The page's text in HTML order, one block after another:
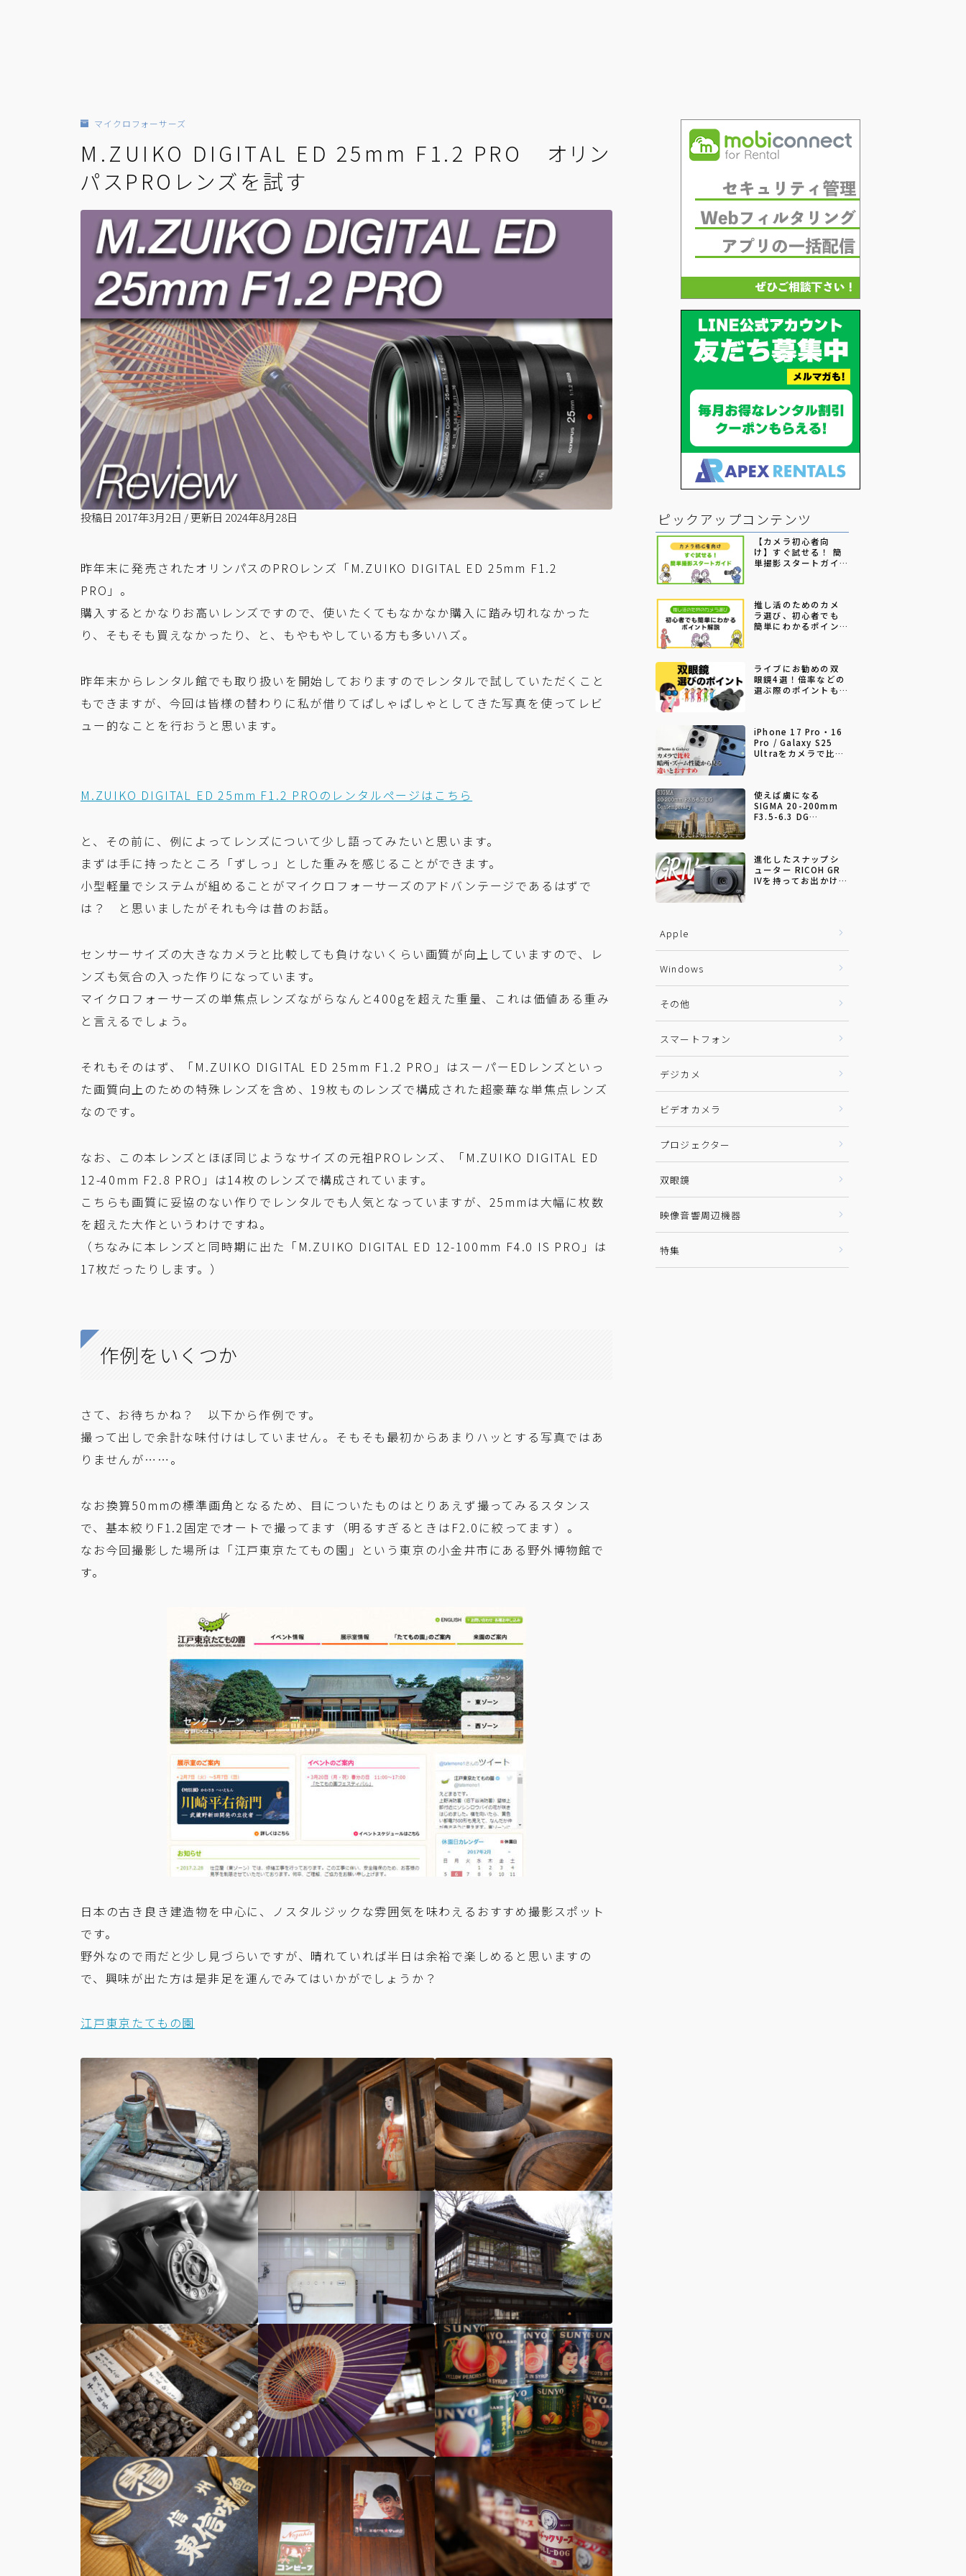
マイクロフォーサーズ
M.ZUIKO DIGITAL ED 25mm F1.2 PRO オリン
パスPROレンズを試す
投稿日 2017年3月2日 /更新日 2024年8月28日
昨年末に発売されたオリンパスのPROレンズ「M.ZUIKO DIGITAL ED 25mm F1.2
PRO」。
購入するとかなりお高いレンズですので、使いたくてもなかなか購入に踏み切れなかった
り、そもそも買えなかったり、と、もやもやしている方も多いハズ。
昨年末からレンタル館でも取り扱いを開始しておりますのでレンタルで試していただくこと
もできますが、今回は皆様の替わりに私が借りてぱしゃぱしゃとしてきた写真を使ってレビ
ュー的なことを行おうと思います。
M.ZUIKO DIGITAL ED 25mm F1.2 PROのレンタルページはこちら
と、その前に、例によってレンズについて少し語ってみたいと思います。
まずは手に持ったところ「ずしっ」とした重みを感じることができます。
小型軽量でシステムが組めることがマイクロフォーサーズのアドバンテージであるはずで
は？ と思いましたがそれも今は昔のお話。
センサーサイズの大きなカメラと比較しても負けないくらい画質が向上していますので、レ
ンズも気合の入った作りになっています。
マイクロフォーサーズの単焦点レンズながらなんと400gを超えた重量、これは価値ある重み
と言えるでしょう。
それもそのはず、「M.ZUIKO DIGITAL ED 25mm F1.2 PRO」はスーパーEDレンズといっ
た画質向上のための特殊レンズを含め、19枚ものレンズで構成された超豪華な単焦点レンズ
なのです。
なお、この本レンズとほぼ同じようなサイズの元祖PROレンズ、「M.ZUIKO DIGITAL ED
12-40mm F2.8 PRO」は14枚のレンズで構成されています。
こちらも画質に妥協のない作りでレンタルでも人気となっていますが、25mmは大幅に枚数
を超えた大作というわけですね。
（ちなみに本レンズと同時期に出た「M.ZUIKO DIGITAL ED 12-100mm F4.0 IS PRO」は
17枚だったりします。）
作例をいくつか
さて、お待ちかね？ 以下から作例です。
撮って出しで余計な味付けはしていません。そもそも最初からあまりハッとする写真ではあ
りませんが……。
なお換算50mmの標準画角となるため、目についたものはとりあえず撮ってみるスタンス
で、基本絞りF1.2固定でオートで撮ってます（明るすぎるときはF2.0に絞ってます）。
なお今回撮影した場所は「江戸東京たてもの園」という東京の小金井市にある野外博物館で
す。
日本の古き良き建造物を中心に、ノスタルジックな雰囲気を味わえるおすすめ撮影スポット
です。
野外なので雨だと少し見づらいですが、晴れていれば半日は余裕で楽しめると思いますの
で、興味が出た方は是非足を運んでみてはいかがでしょうか？
江戸東京たてもの園
ピックアップコンテンツ
【カメラ初心者向
け】すぐ試せる！ 簡
単撮影スタートガイ
推し活のためのカメ
ラ選び、初心者でも
簡単にわかるポイン
ライブにお勧めの双
眼鏡4選！倍率などの
選ぶ際のポイントも
iPhone 17 Pro・16
Pro / Galaxy S25
Ultraをカメラで比較
使えば虜になる
SIGMA 20-200mm
F3.5-6.3 DG
進化したスナップシ
ューター RICOH GR
IVを持ってお出かけし
Apple
Windows
その他
スマートフォン
デジカメ
ビデオカメラ
プロジェクター
双眼鏡
映像音響周辺機器
特集